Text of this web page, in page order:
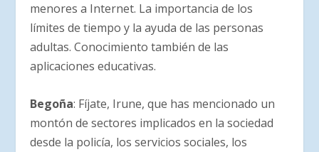
menores a Internet. La importancia de los
límites de tiempo y la ayuda de las personas
adultas. Conocimiento también de las
aplicaciones educativas.
Begoña: Fíjate, Irune, que has mencionado un
montón de sectores implicados en la sociedad
desde la policía, los servicios sociales, los